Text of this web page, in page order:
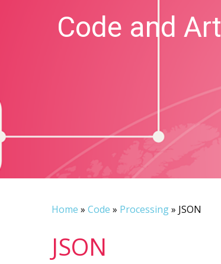
Code and Art
Home » Code » Processing» JSON
JSON